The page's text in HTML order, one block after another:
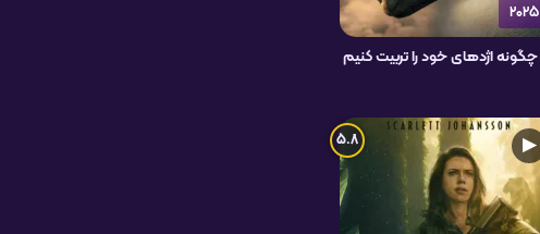
2025
چگونه اژدهای خود را تربیت کنیم
▶
5.8